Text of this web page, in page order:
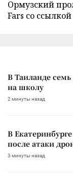
Ормузский
Fars со
В Таиланде
на школу
2 минуты назад
В
после атаки
3 минуты назад